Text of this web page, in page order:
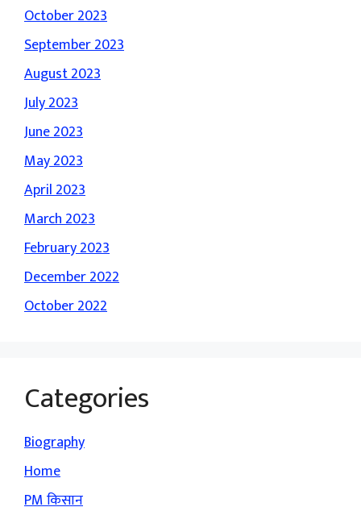
October 2023
September 2023
August 2023
July 2023
June 2023
May 2023
April 2023
March 2023
February 2023
December 2022
October 2022
Categories
Biography
Home
PM किसान